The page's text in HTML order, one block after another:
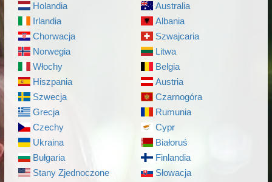
Holandia
Irlandia
Chorwacja
Norwegia
Włochy
Hiszpania
Szwecja
Grecja
Czechy
Ukraina
Bułgaria
Stany Zjednoczone
Australia
Albania
Szwajcaria
Litwa
Belgia
Austria
Czarnogóra
Rumunia
Cypr
Białoruś
Finlandia
Słowacja